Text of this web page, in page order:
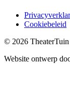
Cookiebeleid
© 2026
Website ontwerp